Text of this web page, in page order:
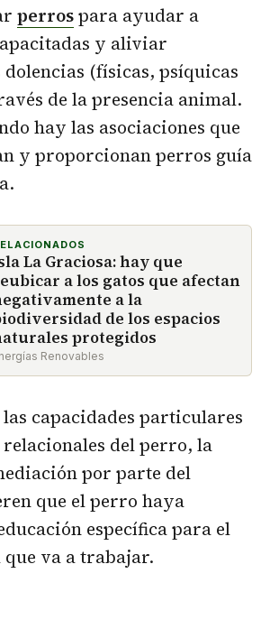
perrospara ayudar a
y aliviar
(físicas, psíquicas
de la presencia animal.
hay las asociaciones que
y proporcionan perros guía
La Graciosa: hay que
a los gatos que afectan
a la
de los espacios
protegidos
Renovables
capacidades particulares
del perro, la
por parte del
que el perro haya
específica para el
va a trabajar.